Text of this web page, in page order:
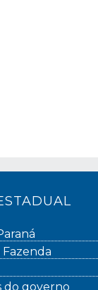
do governo